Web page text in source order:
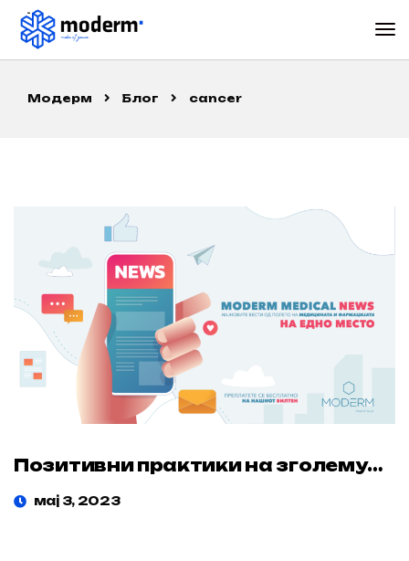
Модерм Блог cancer
Позитивни практики на зголемување на цена за општо добро.
мај 3, 2023